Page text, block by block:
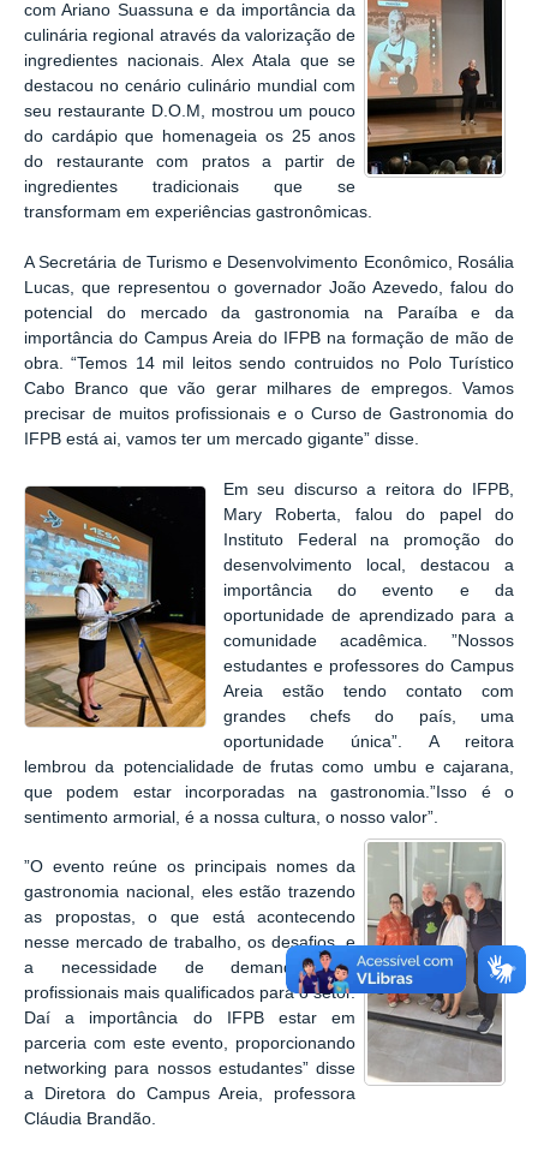
com Ariano Suassuna e da importância da
culinária regional através da valorização de
ingredientes nacionais. Alex Atala que se
destacou no cenário culinário mundial com
seu restaurante D.O.M, mostrou um pouco
do cardápio que homenageia os 25 anos
do restaurante com pratos a partir de
ingredientes tradicionais que se
transformam em experiências gastronômicas.
A Secretária de Turismo e Desenvolvimento Econômico, Rosália
Lucas, que representou o governador João Azevedo, falou do
potencial do mercado da gastronomia na Paraíba e da
importância do Campus Areia do IFPB na formação de mão de
obra. “Temos 14 mil leitos sendo contruidos no Polo Turístico
Cabo Branco que vão gerar milhares de empregos. Vamos
precisar de muitos profissionais e o Curso de Gastronomia do
IFPB está ai, vamos ter um mercado gigante” disse.
Em seu discurso a reitora do IFPB,
Mary Roberta, falou do papel do
Instituto Federal na promoção do
desenvolvimento local, destacou a
importância do evento e da
oportunidade de aprendizado para a
comunidade acadêmica. ”Nossos
estudantes e professores do Campus
Areia estão tendo contato com
grandes chefs do país, uma
oportunidade única”. A reitora
lembrou da potencialidade de frutas como umbu e cajarana,
que podem estar incorporadas na gastronomia.”Isso é o
sentimento armorial, é a nossa cultura, o nosso valor”.
”O evento reúne os principais nomes da
gastronomia nacional, eles estão trazendo
as propostas, o que está acontecendo
nesse mercado de trabalho, os desafios, e
a necessidade de demanda por
profissionais mais qualificados para o setor.
Daí a importância do IFPB estar em
parceria com este evento, proporcionando
networking para nossos estudantes” disse
a Diretora do Campus Areia, professora
Cláudia Brandão.